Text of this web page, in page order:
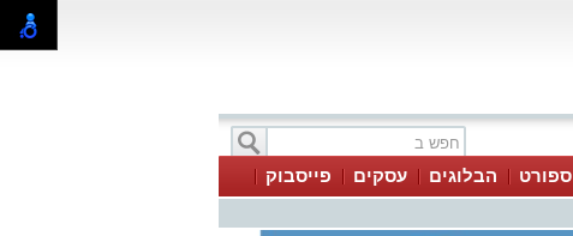
ספורט הבלוגים עסקים
פייסבוק